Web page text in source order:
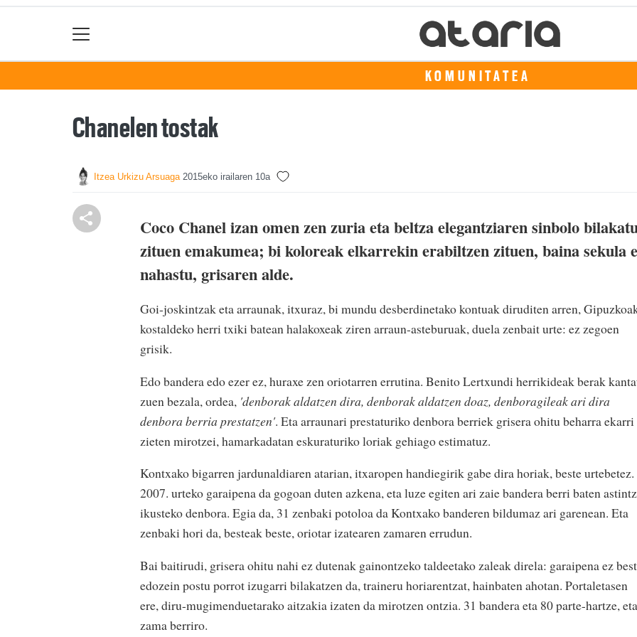
KOMUNITATEA
Chanelen tostak
Itzea Urkizu Arsuaga 2015eko irailaren 10a
Coco Chanel izan omen zen zuria eta beltza elegantziaren sinbolo
zituen emakumea; bi koloreak elkarrekin erabiltzen zituen, baina sekula
nahastu, grisaren alde.
Goi-joskintzak eta arraunak, itxuraz, bi mundu desberdinetako kontuak diruditen arren,
kostaldeko herri txiki batean halakoxeak ziren arraun-asteburuak, duela zenbait urte: ez zegoen
grisik.
Edo bandera edo ezer ez, huraxe zen oriotarren errutina. Benito Lertxundi herrikideak berak
zuen bezala, ordea, 'denborak aldatzen dira, denborak aldatzen doaz, denboragileak ari dira
denbora berria prestatzen'. Eta arraunari prestaturiko denbora berriek grisera ohitu beharra ekarri
zieten mirotzei, hamarkadatan eskuraturiko loriak gehiago estimatuz.
Kontxako bigarren jardunaldiaren atarian, itxaropen handiegirik gabe dira horiak, beste urtebetez.
2007. urteko garaipena da gogoan duten azkena, eta luze egiten ari zaie bandera berri baten
ikusteko denbora. Egia da, 31 zenbaki potoloa da Kontxako banderen bildumaz ari garenean. Eta
zenbaki hori da, besteak beste, oriotar izatearen zamaren errudun.
Bai baitirudi, grisera ohitu nahi ez dutenak gainontzeko taldeetako zaleak direla: garaipena ez
edozein postu porrot izugarri bilakatzen da, traineru horiarentzat, hainbaten ahotan. Portaletasen
ere, diru-mugimenduetarako aitzakia izaten da mirotzen ontzia. 31 bandera eta 80 parte-hartze, eta
zama berriro.